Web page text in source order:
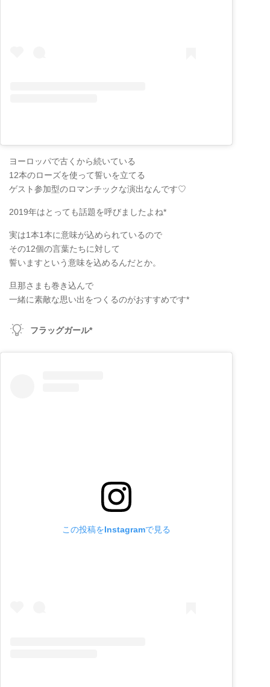
ヨーロッパで古くから続いている
12本のローズを使って誓いを立てる
ゲスト参加型のロマンチックな演出なんです♡
2019年はとっても話題を呼びましたよね*
実は1本1本に意味が込められているので
その12個の言葉たちに対して
誓いますという意味を込めるんだとか。
旦那さまも巻き込んで
一緒に素敵な思い出をつくるのがおすすめです*
フラッグガール*
この投稿をInstagramで見る